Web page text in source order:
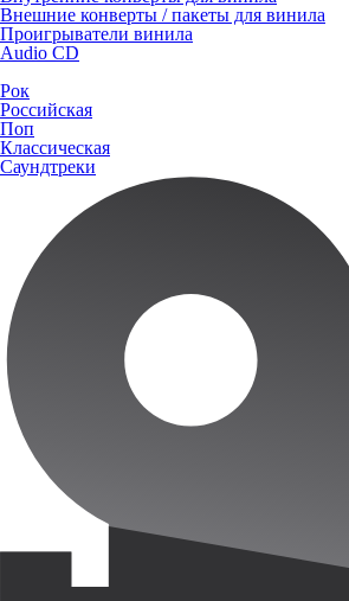
Внешние конверты / пакеты для винила
Проигрыватели винила
Audio CD
Рок
Российская
Поп
Классическая
Саундтреки